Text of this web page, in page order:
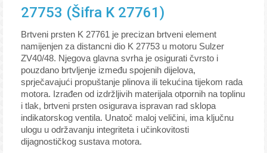
27753 (Šifra K 27761)
Brtveni prsten K 27761 je precizan brtveni element
namijenjen za distancni dio K 27753 u motoru Sulzer
ZV40/48. Njegova glavna svrha je osigurati čvrsto i
pouzdano brtvljenje između spojenih dijelova,
sprječavajući propuštanje plinova ili tekućina tijekom rada
motora. Izrađen od izdržljivih materijala otpornih na toplinu
i tlak, brtveni prsten osigurava ispravan rad sklopa
indikatorskog ventila. Unatoč maloj veličini, ima ključnu
ulogu u održavanju integriteta i učinkovitosti
dijagnostičkog sustava motora.